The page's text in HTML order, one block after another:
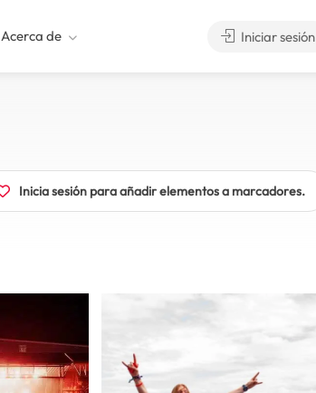
Acerca de Iniciar sesión
Inicia sesión para añadir elementos a marcadores.